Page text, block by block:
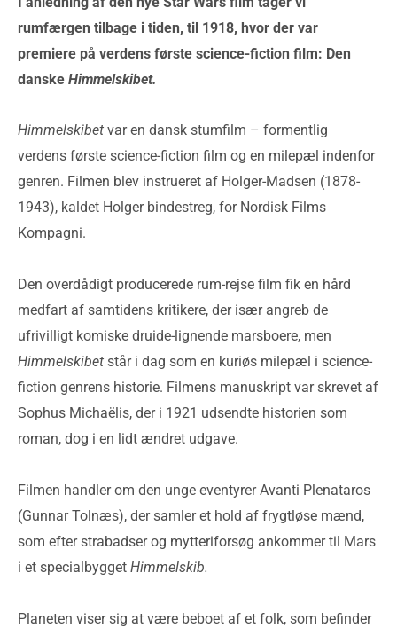
rumfærgen tilbage i tiden, til 1918, hvor der var
premiere på verdens første science-fiction film: Den
danske Himmelskibet.
Himmelskibet var en dansk stumfilm – formentlig
verdens første science-fiction film og en milepæl indenfor
genren. Filmen blev instrueret af Holger-Madsen (1878-
1943), kaldet Holger bindestreg, for Nordisk Films
Kompagni.
Den overdådigt producerede rum-rejse film fik en hård
medfart af samtidens kritikere, der især angreb de
ufrivilligt komiske druide-lignende marsboere, men
Himmelskibet står i dag som en kuriøs milepæl i science-
fiction genrens historie. Filmens manuskript var skrevet af
Sophus Michaëlis, der i 1921 udsendte historien som
roman, dog i en lidt ændret udgave.
Filmen handler om den unge eventyrer Avanti Plenataros
(Gunnar Tolnæs), der samler et hold af frygtløse mænd,
som efter strabadser og mytteriforsøg ankommer til Mars
i et specialbygget Himmelskib.
Planeten viser sig at være beboet af et folk, som befinder